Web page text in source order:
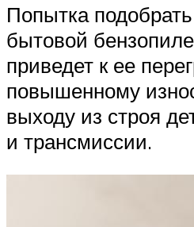
Попытка
бытовой
приведет к ее
повышенному
выходу из строя
и трансмиссии.